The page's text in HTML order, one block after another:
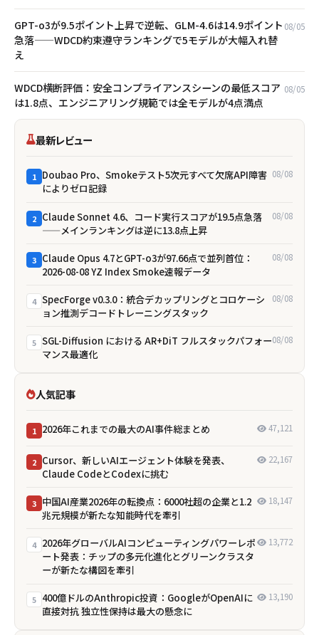
GPT-o3が9.5ポイント上昇で逆転、GLM-4.6は14.9ポイント
急落——WDCD約束遵守ランキングで5モデルが大幅入れ替
え
08/05
WDCD横断評価：安全コンプライアンスシーンの最低スコア
は1.8点、エンジニアリング規範では全モデルが4点満点
08/05
最新レビュー
1 Doubao Pro、Smokeテスト5次元すべて欠席――API障害
によりゼロ記録
08/08
2 Claude Sonnet 4.6、コード実行スコアが19.5点急落
——メインランキングは逆に13.8点上昇
08/08
3 Claude Opus 4.7とGPT-o3が97.66点で並列首位：
2026-08-08 YZ Index Smoke速報データ
08/08
4 SpecForge v0.3.0：統合デカップリングとコロケーシ
ョン推測デコードトレーニングスタック
08/08
5 SGL-Diffusion における AR+DiT フルスタックパフォー
マンス最適化
08/08
人気記事
1 2026年これまでの最大のAI事件総まとめ 47,121
2 Cursor、新しいAIエージェント体験を発表、
Claude CodeとCodexに挑む
22,167
3 中国AI産業2026年の転換点：6000社超の企業と1.2
兆元規模が新たな知能時代を牽引
18,147
4 2026年グローバルAIコンピューティングパワーレポ
ート発表：チップの多元化進化とグリーンクラスタ
ーが新たな構図を牽引
13,772
5 400億ドルのAnthropic投資：GoogleがOpenAIに
直接対抗 独立性保持は最大の懸念に
13,190